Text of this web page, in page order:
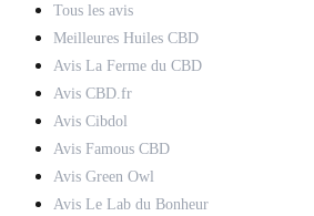
Tous les avis
Meilleures Huiles CBD
Avis La Ferme du CBD
Avis CBD.fr
Avis Cibdol
Avis Famous CBD
Avis Green Owl
Avis Le Lab du Bonheur